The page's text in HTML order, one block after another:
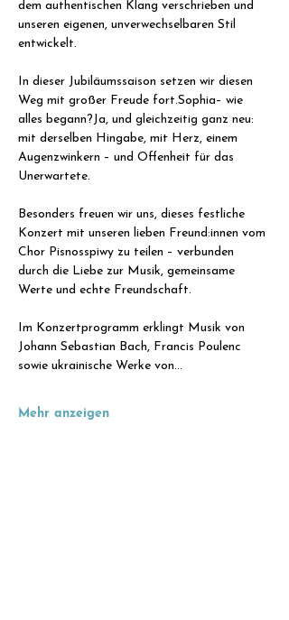
dem authentischen Klang verschrieben und
unseren eigenen, unverwechselbaren Stil
entwickelt.
In dieser Jubiläumssaison setzen wir diesen
Weg mit großer Freude fort.Sophia– wie
alles begann?Ja, und gleichzeitig ganz neu:
mit derselben Hingabe, mit Herz, einem
Augenzwinkern – und Offenheit für das
Unerwartete.
Besonders freuen wir uns, dieses festliche
Konzert mit unseren lieben Freund:innen vom
Chor Pisnosspiwy zu teilen – verbunden
durch die Liebe zur Musik, gemeinsame
Werte und echte Freundschaft.
Im Konzertprogramm erklingt Musik von
Johann Sebastian Bach, Francis Poulenc
sowie ukrainische Werke von…
Mehr anzeigen